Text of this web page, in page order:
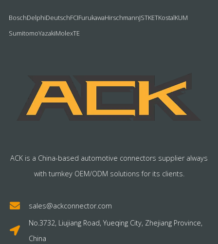
BoschDelphiDeutschFCIFurukawaHirschmannJSTKETKostalKUM
SumitomoYazakiMolexTE
ACK is a China-based automotive connectors supplier always
with turnkey OEM/ODM solutions for its clients.
sales@ackconnector.com
No.3732, Liujiang Road, Yueqing City, Zhejiang Province,
China